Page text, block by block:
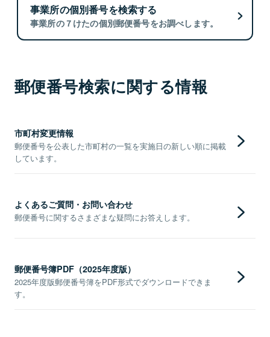
事業所の個別番号を検索する
事業所の７けたの個別郵便番号をお調べします。
郵便番号検索に関する情報
市町村変更情報
郵便番号を公表した市町村の一覧を実施日の新しい順に掲載
しています。
よくあるご質問・お問い合わせ
郵便番号に関するさまざまな疑問にお答えします。
郵便番号簿PDF（2025年度版）
2025年度版郵便番号簿をPDF形式でダウンロードできま
す。